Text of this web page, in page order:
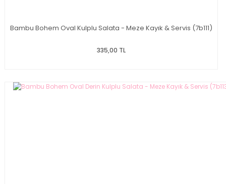
Bambu Bohem Oval Kulplu Salata - Meze Kayık & Servis (7b111)
335,00 TL